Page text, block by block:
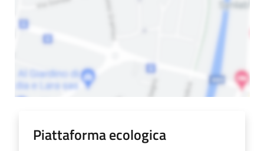
Piattaforma ecologica